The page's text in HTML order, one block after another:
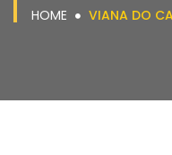
HOME VIANA DO